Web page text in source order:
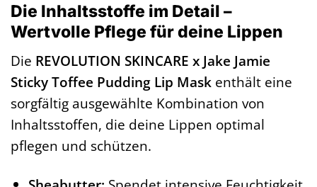
Die Inhaltsstoffe im Detail –
Wertvolle Pflege für deine Lippen
Die REVOLUTION SKINCARE x Jake Jamie
Sticky Toffee Pudding Lip Mask enthält eine
sorgfältig ausgewählte Kombination von
Inhaltsstoffen, die deine Lippen optimal
pflegen und schützen.